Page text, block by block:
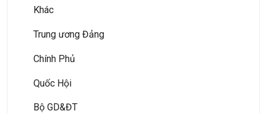
Khác
Trung ương Đảng
Chính Phủ
Quốc Hội
Bộ GD&ĐT